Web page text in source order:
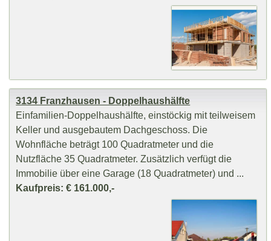
3134 Franzhausen - Doppelhaushälfte
Einfamilien-Doppelhaushälfte, einstöckig mit teilweisem
Keller und ausgebautem Dachgeschoss. Die
Wohnfläche beträgt 100 Quadratmeter und die
Nutzfläche 35 Quadratmeter. Zusätzlich verfügt die
Immobilie über eine Garage (18 Quadratmeter) und ...
Kaufpreis: € 161.000,-